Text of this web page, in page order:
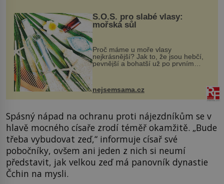
S.O.S. pro slabé vlasy:
mořská sůl
Proč máme u moře vlasy
nejkrásnější? Jak to, že jsou hebčí,
pevnější a bohatší už po prvním
vlasy. ...
nejsemsama.cz
Spásný nápad na ochranu proti nájezdníkům se v
hlavě mocného císaře zrodí téměř okamžitě. „Bude
třeba vybudovat zeď,“ informuje císař své
pobočníky, ovšem ani jeden z nich si neumí
představit, jak velkou zeď má panovník dynastie
Čchin na mysli.